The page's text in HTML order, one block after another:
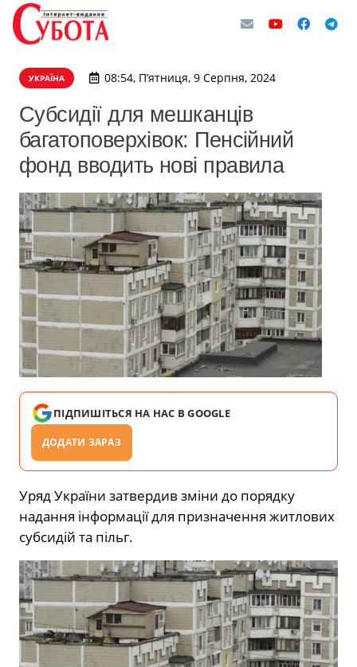
УКРАЇНА 08:54, П’ятниця, 9 Серпня, 2024
Субсидії для мешканців
багатоповерхівок: Пенсійний
фонд вводить нові правила
ПІДПИШІТЬСЯ НА НАС В GOOGLE
ДОДАТИ ЗАРАЗ
Уряд України затвердив зміни до порядку
надання інформації для призначення житлових
субсидій та пільг.